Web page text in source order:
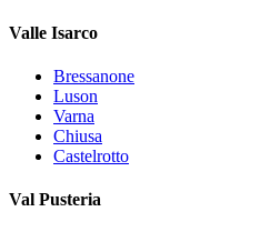
Valle Isarco
Bressanone
Luson
Varna
Chiusa
Castelrotto
Val Pusteria